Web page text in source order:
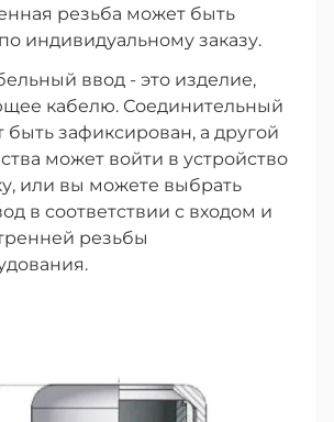
резьба может быть
индивидуальному заказу.
ввод - это изделие,
кабелю. Соединительный
быть зафиксирован, а другой
может войти в устройство
или вы можете выбрать
в соответствии с входом и
резьбы